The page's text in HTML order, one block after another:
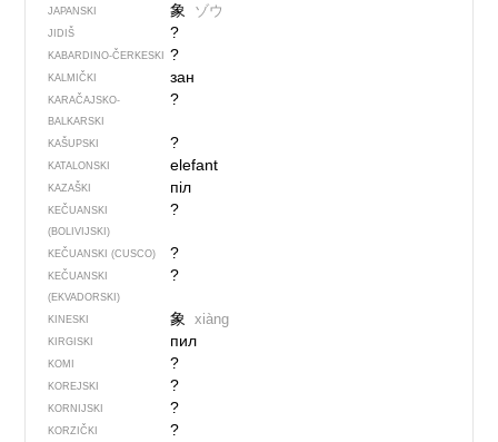
JAPANSKI 象 ゾウ
JIDIŠ ?
KABARDINO-ČERKESKI ?
KALMIČKI зан
KARAČAJSKO-
BALKARSKI
?
KAŠUPSKI ?
KATALONSKI elefant
KAZAŠKI піл
KEČUANSKI
(BOLIVIJSKI)
?
KEČUANSKI (CUSCO) ?
KEČUANSKI
(EKVADORSKI)
?
KINESKI 象 xiàng
KIRGISKI пил
KOMI ?
KOREJSKI ?
KORNIJSKI ?
KORZIČKI ?